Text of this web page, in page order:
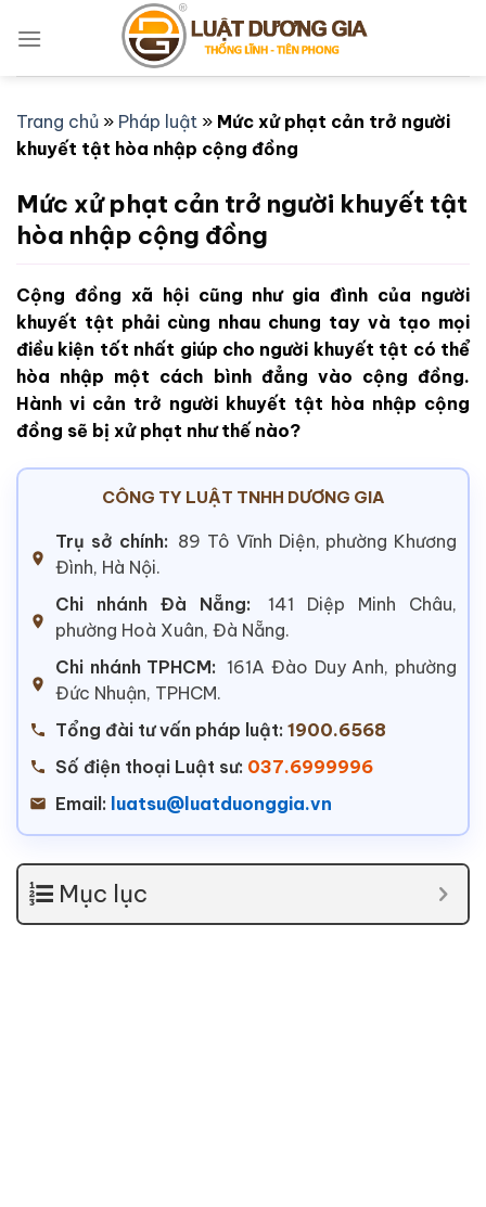
qua
Trang chủ » Pháp luật » Mức xử phạt cản trở người
khuyết tật hòa nhập cộng đồng
Mức xử phạt cản trở người khuyết tật
hòa nhập cộng đồng
Cộng đồng xã hội cũng như gia đình của người
khuyết tật phải cùng nhau chung tay và tạo mọi
điều kiện tốt nhất giúp cho người khuyết tật có thể
hòa nhập một cách bình đẳng vào cộng đồng.
Hành vi cản trở người khuyết tật hòa nhập cộng
đồng sẽ bị xử phạt như thế nào?
CÔNG TY LUẬT TNHH DƯƠNG GIA
Trụ sở chính: 89 Tô Vĩnh Diện, phường Khương
Đình, Hà Nội.
Chi nhánh Đà Nẵng:
141 Diệp Minh Châu,
phường Hoà Xuân, Đà Nẵng.
Chi nhánh TPHCM: 161A Đào Duy Anh, phường
Đức Nhuận, TPHCM.
Tổng đài tư vấn pháp luật: 1900.6568
Số điện thoại Luật sư: 037.6999996
Email: luatsu@luatduonggia.vn
Mục lục